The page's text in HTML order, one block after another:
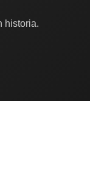
historia.